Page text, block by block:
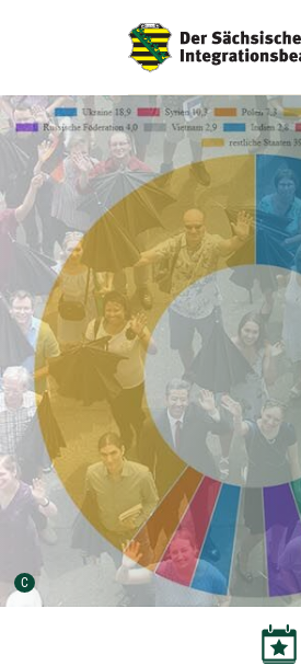
Service
Der
C Urheber der Grafik: